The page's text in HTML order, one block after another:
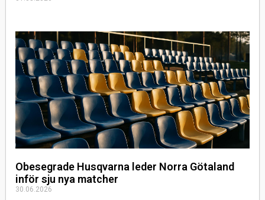
Obesegrade Husqvarna leder Norra Götaland
inför sju nya matcher
30.06.2026